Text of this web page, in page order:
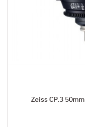
Zeiss CP.3